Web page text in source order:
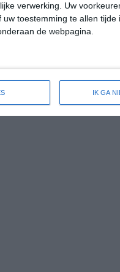
verwerking. Uw
uw toestemming te allen
de webpagina.
IK GA
20:00
weersverwachting voor